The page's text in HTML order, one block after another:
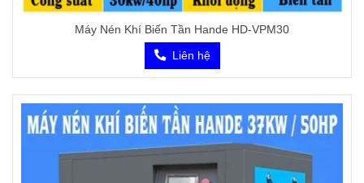
Máy Nén Khí Biến Tần Hande HD-VPM30
Liên hệ